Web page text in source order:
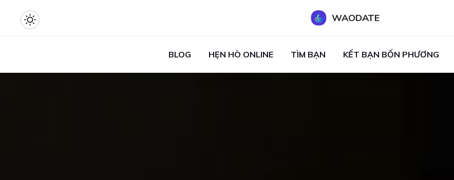
WAODATE
BLOG HẸN HÒ ONLINE TÌM BẠN KẾT BẠN BỐN PHƯƠNG